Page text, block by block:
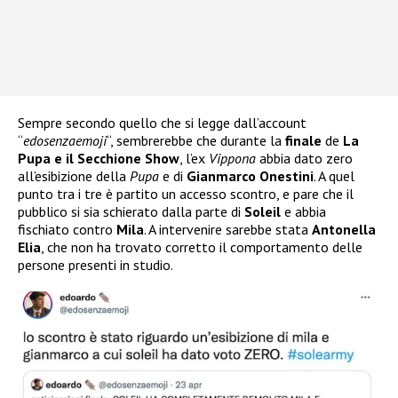
Sempre secondo quello che si legge dall’account
“edosenzaemoji“, sembrerebbe che durante la finale de La
Pupa e il Secchione Show , l’ex Vippona abbia dato zero
all’esibizione della Pupa e di Gianmarco Onestini. A quel
punto tra i tre è partito un accesso scontro, e pare che il
pubblico si sia schierato dalla parte di Soleil e abbia
fischiato contro Mila. A intervenire sarebbe stata Antonella
Elia , che non ha trovato corretto il comportamento delle
persone presenti in studio.